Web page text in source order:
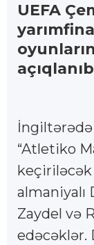
UEFA
İngiltərədə
“Atletiko
almaniyalı
Zaydel və
edəcəklər.